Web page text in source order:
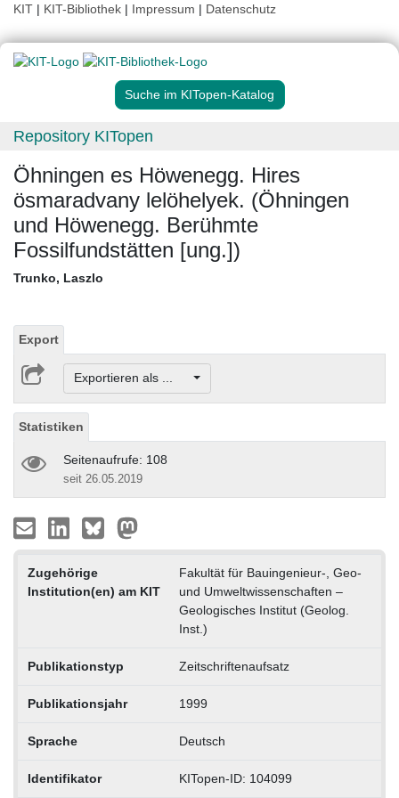
KIT | KIT-Bibliothek | Impressum | Datenschutz
Suche im KITopen-Katalog
Repository KITopen
Öhningen es Höwenegg. Hires
ösmaradvany lelöhelyek. (Öhningen
und Höwenegg. Berühmte
Fossilfundstätten [ung.])
Trunko, Laszlo
Export
Exportieren als ...
Statistiken
Seitenaufrufe: 108
seit 26.05.2019
Zugehörige
Institution(en) am KIT
Fakultät für Bauingenieur-, Geo-
und Umweltwissenschaften –
Geologisches Institut (Geolog.
Inst.)
Publikationstyp Zeitschriftenaufsatz
Publikationsjahr 1999
Sprache Deutsch
Identifikator KITopen-ID: 104099